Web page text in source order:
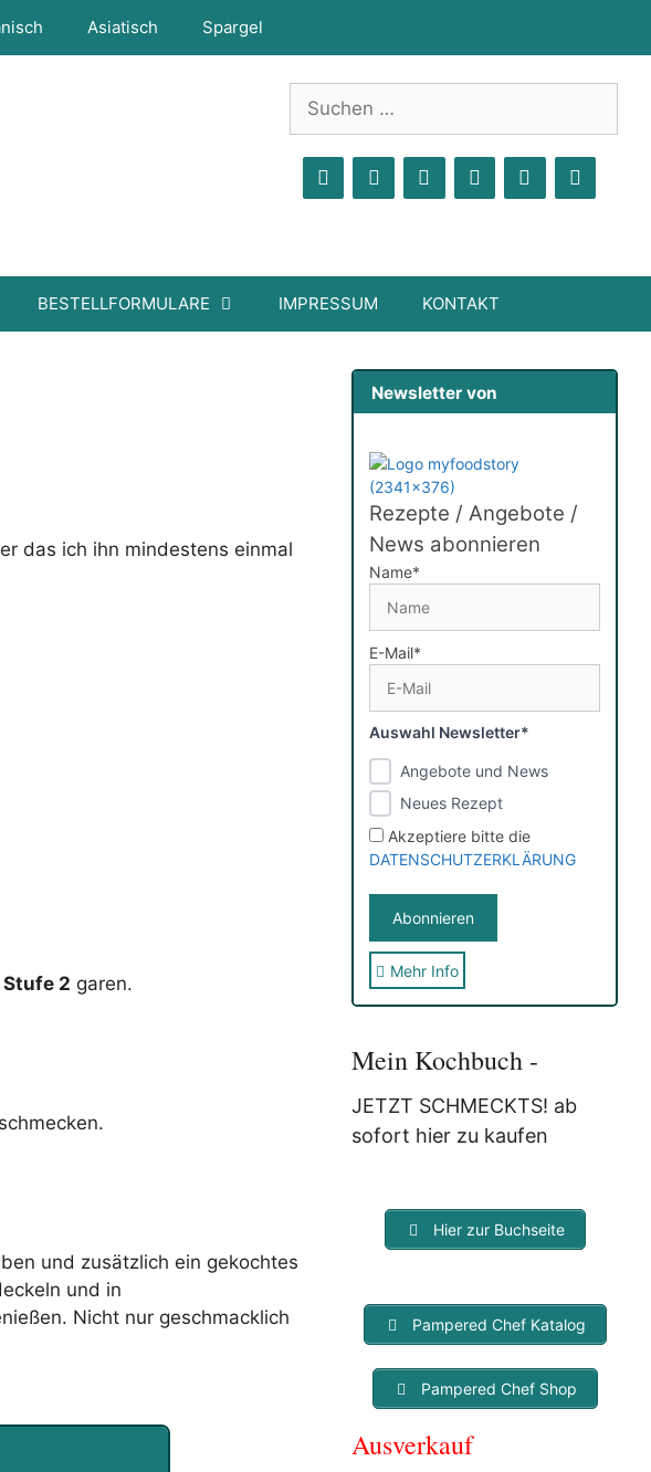
Asiatisch Spargel
Suchen
nach:
BESTELLFORMULARE IMPRESSUM KONTAKT
das ich ihn mindestens einmal
2 garen.
und zusätzlich ein gekochtes
und in
Nicht nur geschmacklich
Newsletter von
Rezepte / Angebote /
News abonnieren
Name*
E-Mail*
Auswahl Newsletter*
Angebote und News
Neues Rezept
Akzeptiere bitte die
DATENSCHUTZERKLÄRUNG
Sie erhalten nach der
Mit der Nutzung dieses
der Speicherung und
Verarbeitung Deiner Daten
werdenNICHTan Dritte
weitergegeben und dienen nur
für diesen Service!
Mehr Info
Mein Kochbuch -
JETZT SCHMECKTS! ab
sofort hier zu kaufen
Hier zur Buchseite
Pampered Chef Katalog
Pampered Chef Shop
Ausverkauf